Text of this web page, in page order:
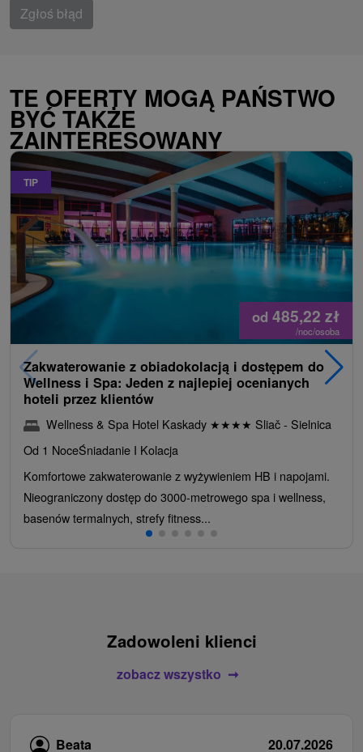
Zgłoś błąd
TE OFERTY MOGĄ PAŃSTWO
BYĆ TAKŻE
ZAINTERESOWANY
TIP
od 485,22 zł
/noc/osoba
Zakwaterowanie z obiadokolacją i dostępem do
Wellness i Spa: Jeden z najlepiej ocenianych
hoteli przez klientów
Wellness & Spa Hotel Kaskady ★★★★ Sliač - Sielnica
Od 1 NoceŚniadanie I Kolacja
Komfortowe zakwaterowanie z wyżywieniem HB i napojami.
Nieograniczony dostęp do 3000-metrowego spa i wellness,
basenów termalnych, strefy fitness...
Zadowoleni klienci
zobacz wszystko
Beata 20.07.2026